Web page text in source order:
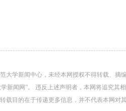
学新闻中心，未经本网授权不得转载、摘
新闻网”。 违反上述声明者，本网将追究其相
目的在于传递更多信息，并不代表本网对其